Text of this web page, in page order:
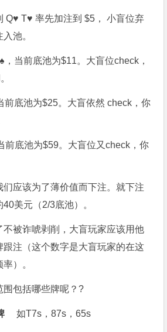
Q♥ T♥ 率先加注到 $5， 小盲位弃
池。
，当前底池为$11。大盲位check，
前底池为$25。大盲依然 check，你
前底池为$59。大盲位又check，你
们应该为了薄价值而下注。就下注
美元（2/3底池）。
不被诈唬剥削，大盲玩家应该用他
跟注（这个数字是大盲玩家的在这
）。
围包括哪些牌呢？?
如T7s，87s，65s